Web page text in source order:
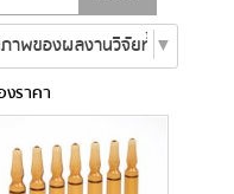
งราคา